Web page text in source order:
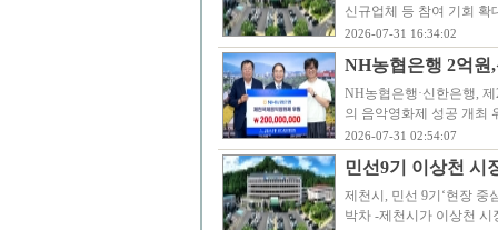
신규업체 등 참여 기회
2026-07-31 16:34:02
NH농협은행 2억
NH농협은행·신한은행,
의 음악영화제 성공 개최
2026-07-31 02:54:07
민선9기 이상천 시
제천시, 민선 9기‘현장 중
박차 -제천시가 이상천